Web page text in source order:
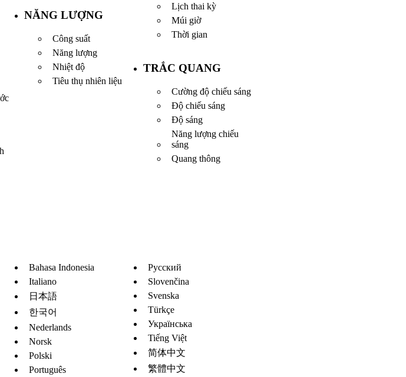
NĂNG LƯỢNG
Công suất
Năng lượng
Nhiệt độ
Tiêu thụ nhiên liệu
Lịch thai kỳ
Múi giờ
Thời gian
TRẮC QUANG
Cường độ chiếu sáng
Độ chiếu sáng
Độ sáng
Năng lượng chiếu
sáng
Quang thông
Bahasa Indonesia
Italiano
日本語
한국어
Nederlands
Norsk
Polski
Português
Русский
Slovenčina
Svenska
Türkçe
Украïнська
Tiếng Việt
简体中文
繁體中文